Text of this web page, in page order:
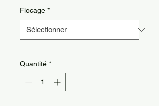
Flocage *
Quantité *